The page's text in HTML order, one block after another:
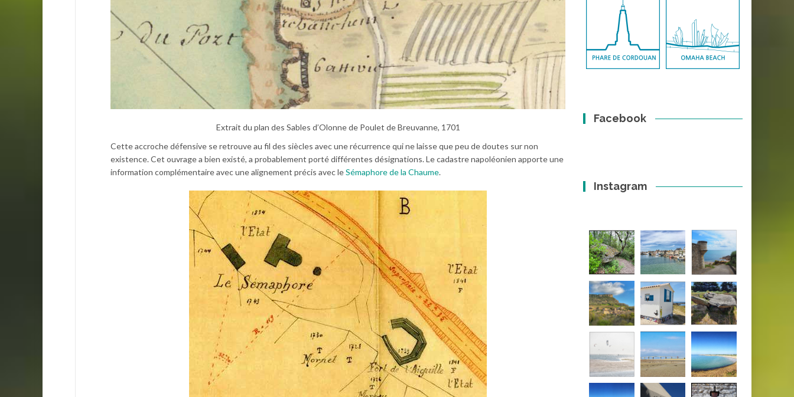
Extrait du plan des Sables d’Olonne de Poulet de Breuvanne, 1701
Cette accroche défensive se retrouve au fil des siècles avec une récurrence qui ne laisse que peu de doutes sur non
existence. Cet ouvrage a bien existé, a probablement porté différentes désignations. Le cadastre napoléonien apporte une
information complémentaire avec une alignement précis avec leSémaphore de la Chaume.
Facebook
Instagram